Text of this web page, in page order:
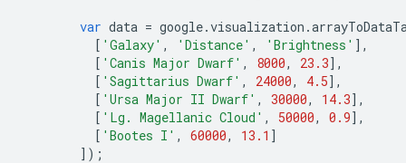
var data = google.visualization .
[ 'Galaxy' , 'Distance' , 'Brightness' ],
[ 'Canis Major Dwarf' , 8000, 23.3],
[ 'Sagittarius Dwarf' , 24000, 4.5],
[ 'Ursa Major II Dwarf' , 30000, 14.3],
[ 'Lg. Magellanic Cloud' , 50000, 0.9],
[ 'Bootes I' , 60000, 13.1 ]
]);